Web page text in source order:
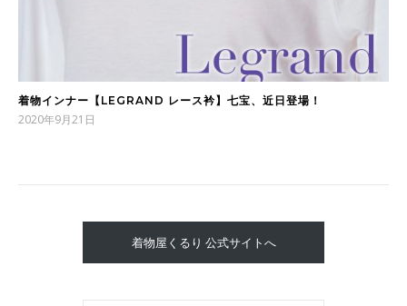
着物インナー【LEGRAND レース衿】七宝、近日登場！
2020年9月21日
着物屋くるり 公式サイトへ